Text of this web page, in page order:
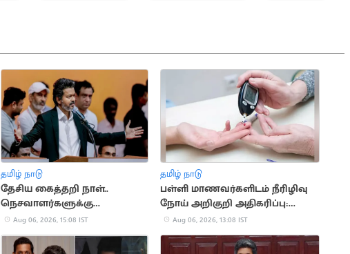
தமிழ் நாடு
தேசிய கைத்தறி நாள்..
நெசவாளர்களுக்கு
முதலமைச்சர் விஜய் வாழ்த்து
Aug 06, 2026, 15:08 IST
தமிழ் நாடு
பள்ளி மாணவர்களிடம் நீரிழிவு
நோய் அறிகுறி அதிகரிப்பு:
அதிர்ச்சி தகவல்
Aug 06, 2026, 13:08 IST